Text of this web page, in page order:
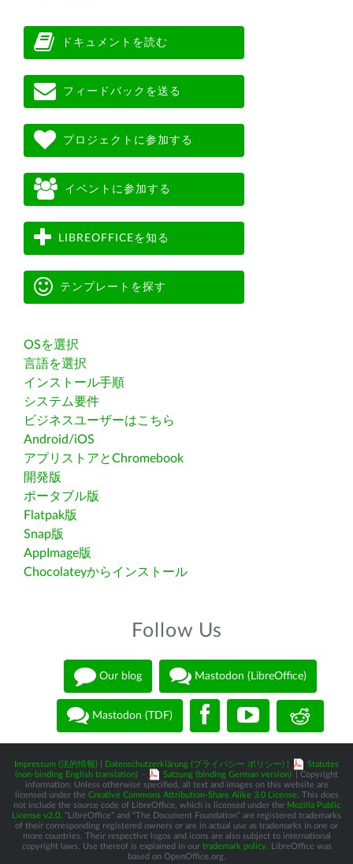
ドキュメントを読む
フィードバックを送る
プロジェクトに参加する
イベントに参加する
LIBREOFFICEを知る
テンプレートを探す
OSを選択
言語を選択
インストール手順
システム要件
ビジネスユーザーはこちら
Android/iOS
アプリストアとChromebook
開発版
ポータブル版
Flatpak版
Snap版
AppImage版
Chocolateyからインストール
Follow Us
Our blog Mastodon (LibreOffice)
Mastodon (TDF)
Impressum (法的情報) Datenschutzerklärung (プライバシー ポリシー)
Statutes
(non-binding English translation) - Satzung (binding German version)
| Copyright
information: Unless otherwise specified, all text and images on this website are
licensed under the Creative Commons Attribution-Share Alike 3.0 License. This does
not include the source code of LibreOffice, which is licensed under the Mozilla Public
License v2.0 . “LibreOffice” and “The Document Foundation” are registered trademarks
of their corresponding registered owners or are in actual use as trademarks in one or
more countries. Their respective logos and icons are also subject to international
copyright laws. Use thereof is explained in our trademark policy. LibreOffice was
based on OpenOffice.org.